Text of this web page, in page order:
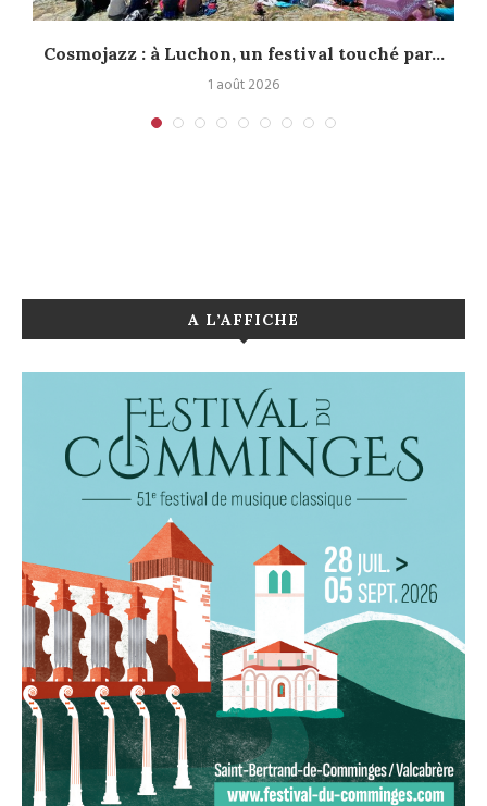
Cosmojazz : à Luchon, un festival touché par...
1 août 2026
A L’AFFICHE